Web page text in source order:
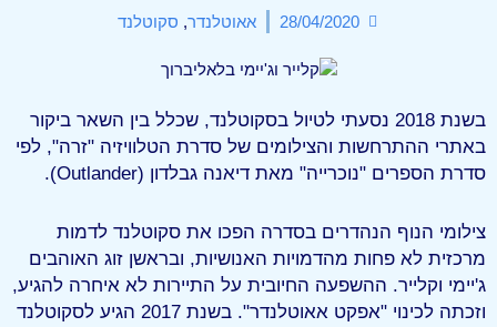
28/04/2020 אאוטלנדר, סקוטלנד
בשנת 2018 נסעתי לטיול בסקוטלנד, שכלל בין השאר ביקור
באתרי ההתרחשות והצילומים של סדרת הטלוויזיה "זרה", לפי
סדרת הספרים "נוכרייה" מאת דיאנה גבלדון (Outlander).
צילומי הנוף הנהדרים בסדרה הפכו את סקוטלנד לדמות
מרכזית לא פחות מהדמויות האנושיות, ובראשן זוג האוהבים
ג'יימי וקלייר. ההשפעה החיובית על התיירות לא איחרה להגיע,
וזכתה לכינוי "אפקט אאוטלנדר". בשנת 2017 הגיע לסקוטלנד